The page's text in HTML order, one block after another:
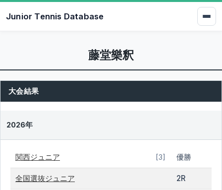
Junior Tennis Database
藤堂樂釈
大会結果
2026年
関西ジュニア [3] 優勝
全国選抜ジュニア 2R